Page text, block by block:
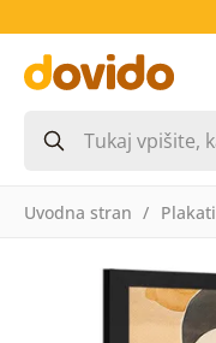
Uvodna stran Plakati